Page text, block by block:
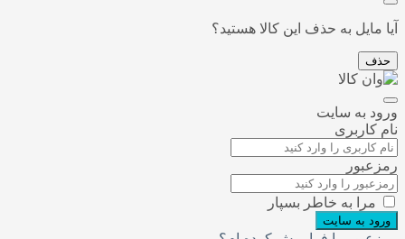
مایل به حذف این کالا هستید؟
به سایت
کاربری
مرا به خاطر بسپار
به سایت